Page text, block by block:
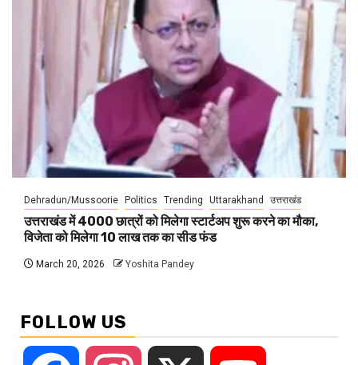
Dehradun/Mussoorie Politics Trending Uttarakhand उत्तराखंड
उत्तराखंड में 4000 छात्रों को मिलेगा स्टार्टअप शुरू करने का मौका,
विजेता को मिलेगा 10 लाख तक का सीड फंड
March 20, 2026 Yoshita Pandey
FOLLOW US